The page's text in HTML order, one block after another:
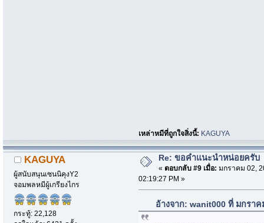
เหล่าหมีที่ถูกใจสิ่งนี้: KAGUYA
KAGUYA
ผู้สนับสนุนเซนนิคุงY2
จอมพลหมีผู้เกรียงไกร
กระทู้: 22,128
Re: ขอคำแนะนำหน่อยครับ
« ตอบกลับ #9 เมื่อ: มกราคม 02,
02:19:27 PM »
อ้างจาก: wanit000 ที่ มกราค